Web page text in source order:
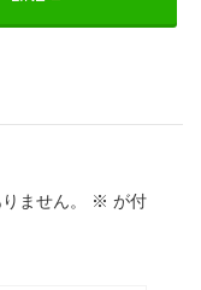
ません。 ※ が付